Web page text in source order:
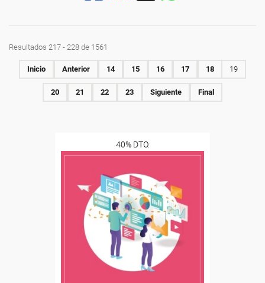
Resultados 217 - 228 de 1561
Inicio Anterior 14 15 16 17 18 19
20 21 22 23 Siguiente Final
40% DTO.
Descuentos especiales
Sin requisitos de acceso
Diploma
Compra segura